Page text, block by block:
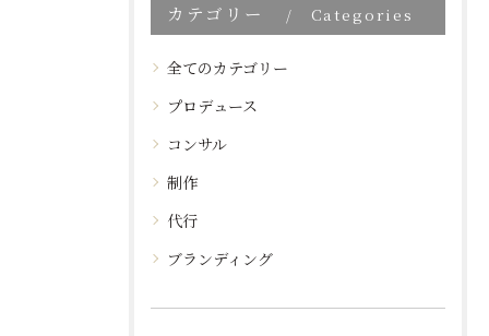
カテゴリー Categories
全てのカテゴリー
プロデュース
コンサル
制作
代行
ブランディング